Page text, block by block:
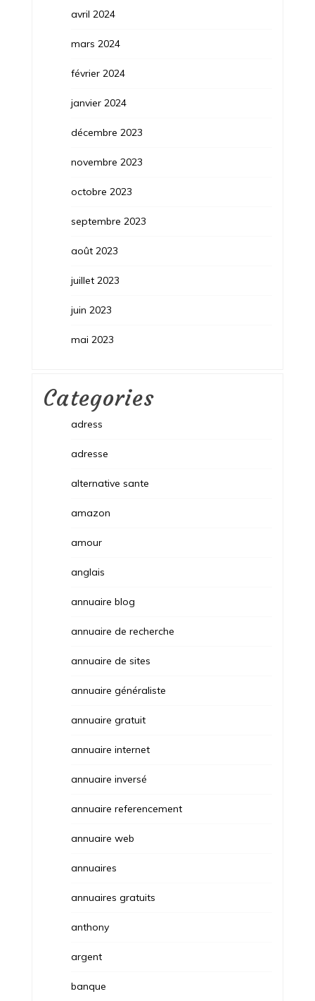
avril 2024
mars 2024
février 2024
janvier 2024
décembre 2023
novembre 2023
octobre 2023
septembre 2023
août 2023
juillet 2023
juin 2023
mai 2023
Categories
adress
adresse
alternative sante
amazon
amour
anglais
annuaire blog
annuaire de recherche
annuaire de sites
annuaire généraliste
annuaire gratuit
annuaire internet
annuaire inversé
annuaire referencement
annuaire web
annuaires
annuaires gratuits
anthony
argent
banque